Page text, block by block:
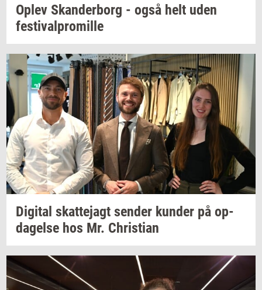
Oplev Skan­der­borg - også helt uden
festi­val­pro­mil­le
Di­gi­tal skat­tej­agt sen­der kun­der på op­
da­gel­se hos Mr. Chri­sti­an